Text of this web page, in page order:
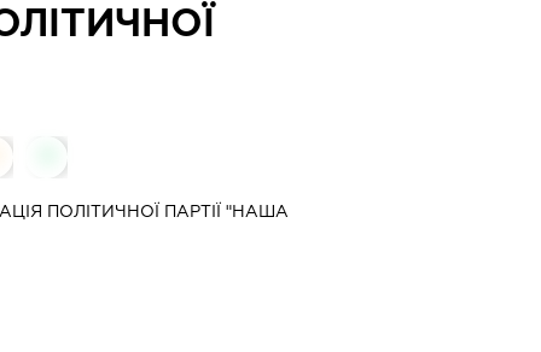
ПОЛІТИЧНОЇ ПАРТІЇ "НАША